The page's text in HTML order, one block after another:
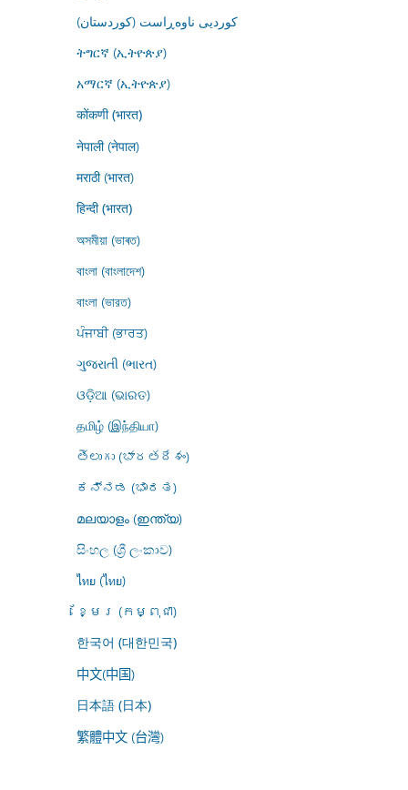
کوردیی ناوەڕاست (کوردستان)
ትግርኛ (ኢትዮጵያ)
አማርኛ (ኢትዮጵያ)
कोंकणी (भारत)
नेपाली (नेपाल)
मराठी (भारत)
हिन्दी (भारत)
অসমীয়া (ভাৰত)
বাংলা (বাংলাদেশ)
বাংলা (ভারত)
ਪੰਜਾਬੀ (ਭਾਰਤ)
ગુજરાતી (ભારત)
ଓଡ଼ିଆ (ଭାରତ)
தமிழ் (இந்தியா)
తెలుగు (భారతదేశం)
ಕನ್ನಡ (ಭಾರತ)
മലയാളം (ഇന്ത്യ)
සිංහල (ශ්‍රී ලංකාව)
ไทย (ไทย)
ខ្មែរ (កម្ពុជា)
한국어 (대한민국)
中文(中国)
日本語 (日本)
繁體中文 (台灣)